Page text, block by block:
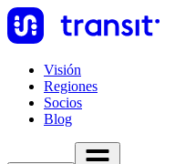
Visión
Regiones
Socios
Blog